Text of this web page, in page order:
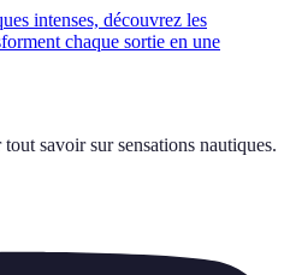
intenses, découvrez les
chaque sortie en une
savoir sur sensations nautiques.